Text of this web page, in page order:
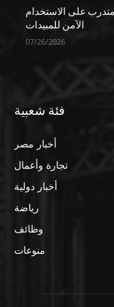
الزراعة: تأهيل 1600 متدرب على الاستخدام
الآمن للمبيدات
07/26/2026
فئة شعبية
أخبار مصر
تجارة وأعمال
أخبار دولية
رياضة
وظائف
منوعات